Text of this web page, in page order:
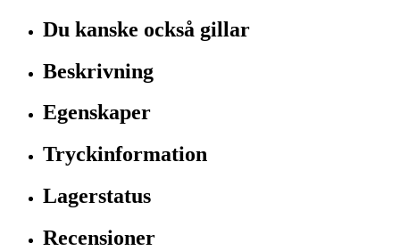
Du kanske också gillar
Beskrivning
Egenskaper
Tryckinformation
Lagerstatus
Recensioner